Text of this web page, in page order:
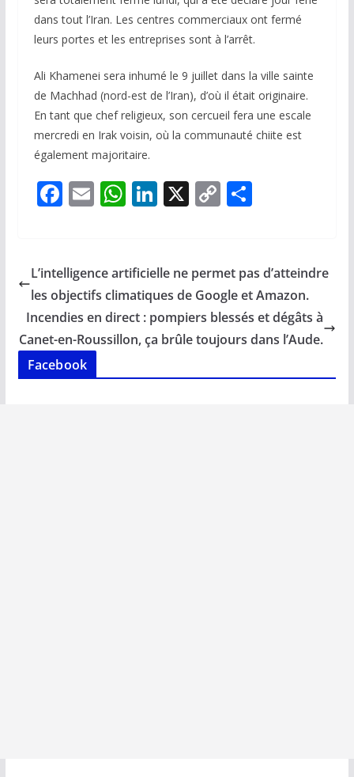
dans tout l’Iran. Les centres commerciaux ont fermé
leurs portes et les entreprises sont à l’arrêt.
Ali Khamenei sera inhumé le 9 juillet dans la ville sainte
de Machhad (nord-est de l’Iran), d’où il était originaire.
En tant que chef religieux, son cercueil fera une escale
mercredi en Irak voisin, où la communauté chiite est
également majoritaire.
F
b
o
o
k
E
l
W
s
A
p
p
Li
e
dI
n
X C
y
Li
n
k
P
g
er
L’intelligence artificielle ne permet pas d’atteindre
les objectifs climatiques de Google et Amazon.
Incendies en direct : pompiers blessés et dégâts à
Canet-en-Roussillon, ça brûle toujours dans l’Aude.
Facebook